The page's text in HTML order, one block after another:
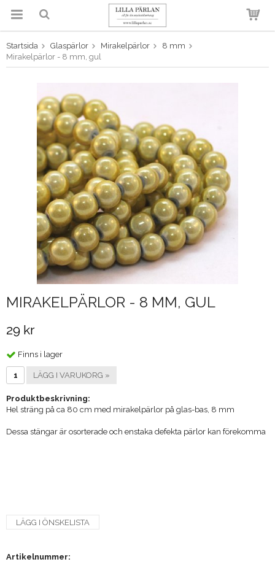
Produkten har blivit tillagd i
Startsida Glaspärlor Mirakelpärlor
8 mm
Mirakelpärlor - 8 mm, gul
MIRAKELPÄRLOR - 8 MM, GUL
29 kr
Finns i lager
LÄGG I VARUKORG »
Produktbeskrivning:
Hel sträng på ca 80 cm med mirakelpärlor på glas-bas, 8 mm
Dessa stängar är osorterade och enstaka defekta pärlor kan förekomma
LÄGG I ÖNSKELISTA
Artikelnummer: